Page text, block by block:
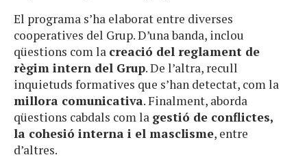
El programa s’ha elaborat entre diverses
cooperatives del Grup. D’una banda, inclou
qüestions com la creació del reglament de
règim intern del Grup. De l’altra, recull
inquietuds formatives que s’han detectat, com la
millora comunicativa. Finalment, aborda
qüestions cabdals com la gestió de conflictes,
la cohesió interna i el masclisme, entre
d’altres.